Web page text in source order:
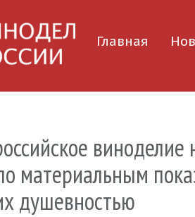
Главная
виноделие
материальным
душевностью